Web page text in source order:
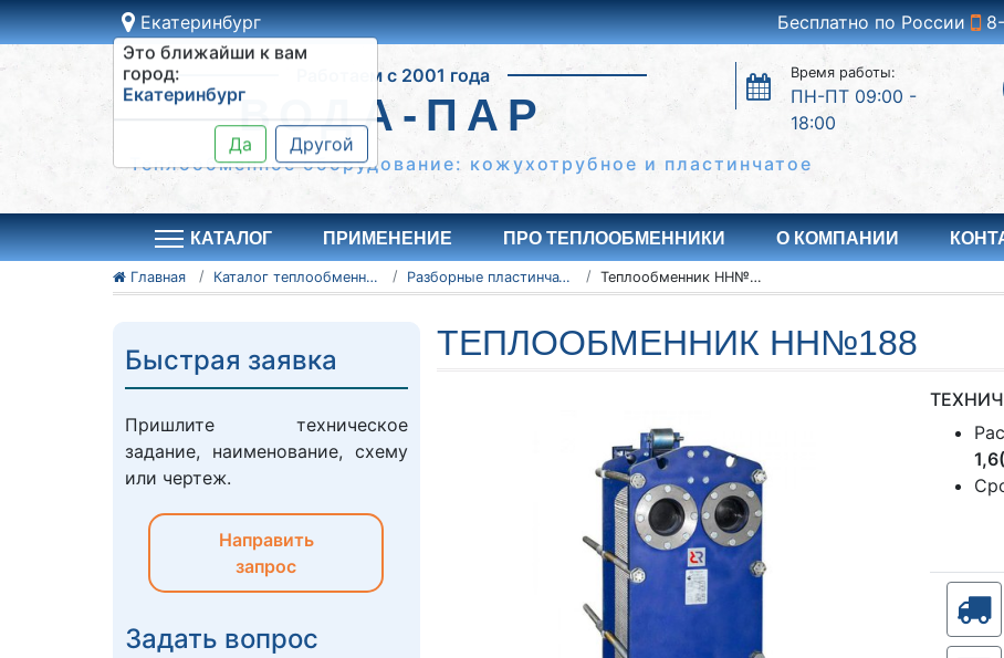
Екатеринбург
Это ближайши к вам
город:
Екатеринбург
Да Другой
Бесплатно по России 8-
Работаем с 2001 года
ВОДА-ПАР
Время работы:
ПН-ПТ 09:00 -
18:00
Теплообменное оборудование: кожухотрубное и пластинчатое
КАТАЛОГ ПРИМЕНЕНИЕ ПРО ТЕПЛООБМЕННИКИ О КОМПАНИИ
Главная Каталог теплообменного оборудования Разборные пластинчатые теплообменники Теплообменник НН№188
ТЕПЛООБМЕННИК НН№188
Быстрая заявка
Пришлите техническое
задание, наименование, схему
или чертеж.
Направить
запрос
Задать вопрос